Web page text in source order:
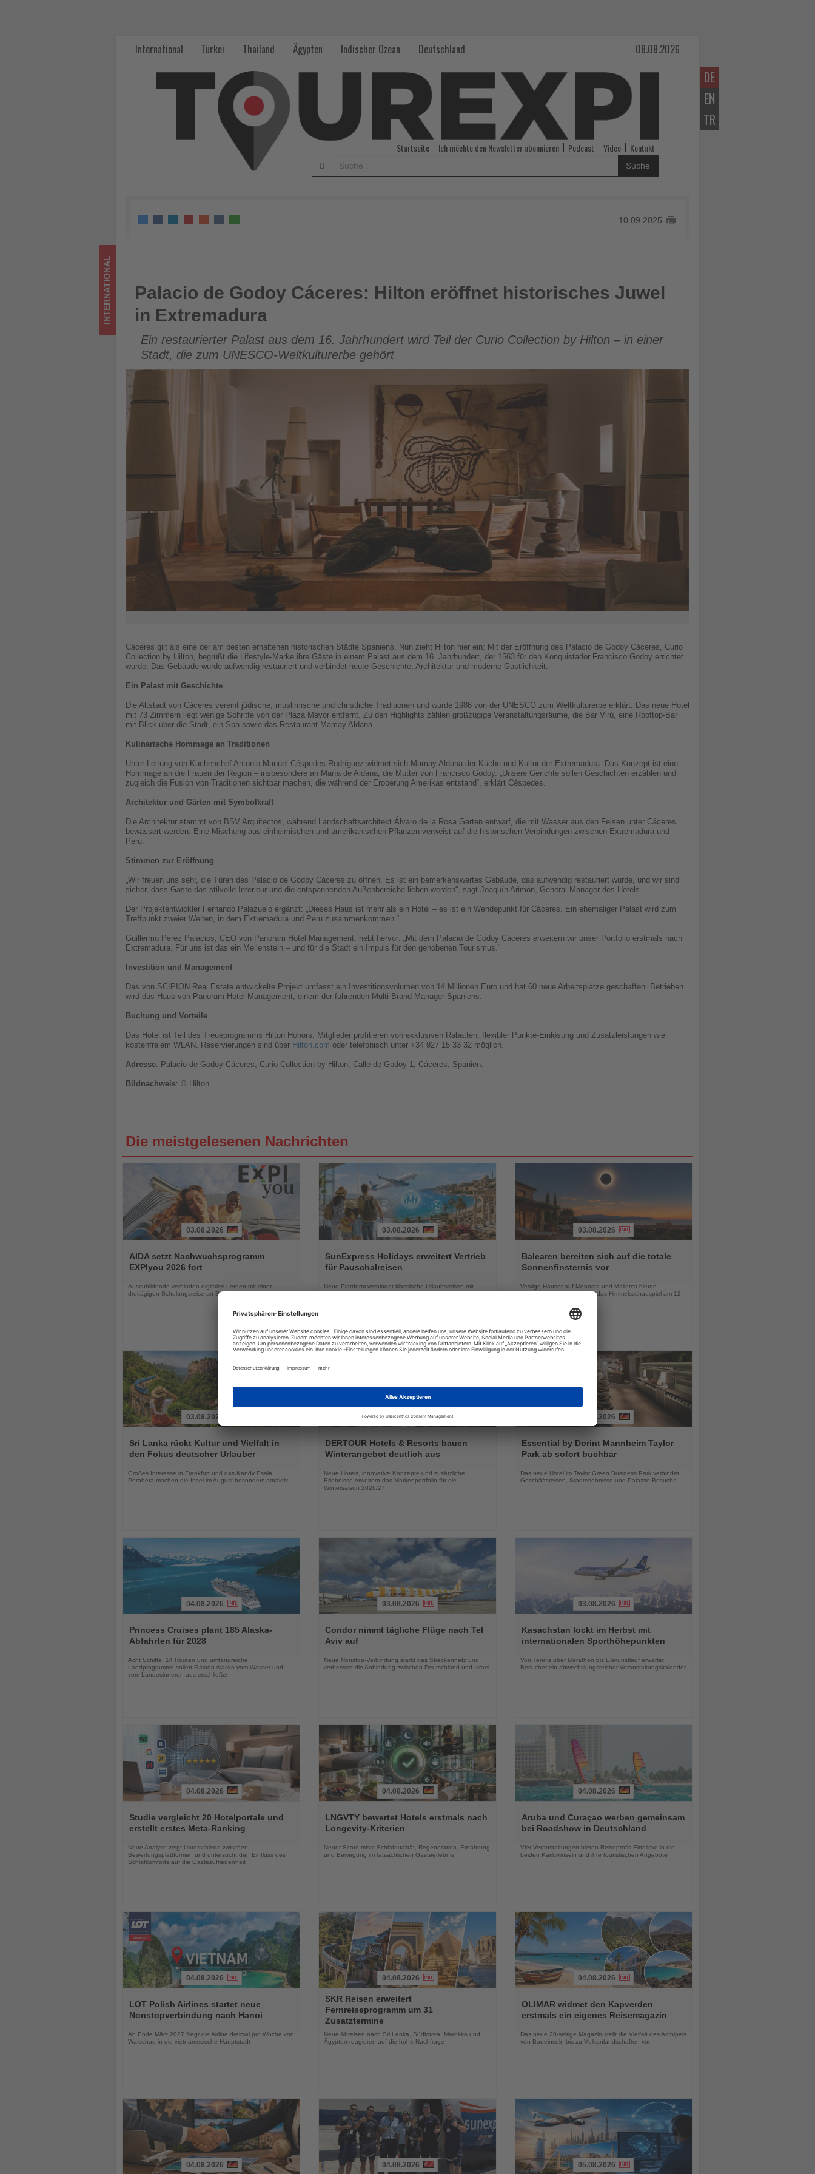
DE
EN
TR
International Türkei Thailand Ägypten Indischer Ozean Deutschland 08.08.2026
Startseite Ich möchte den Newsletter abonnieren Podcast Video Kontakt
Suche
10.09.2025
Palacio de Godoy Cáceres: Hilton eröffnet historisches Juwel in Extremadura
INTERNATIONAL
Palacio de Godoy Cáceres: Hilton eröffnet historisches Juwel
in Extremadura
Ein restaurierter Palast aus dem 16. Jahrhundert wird Teil der Curio Collection by Hilton – in einer
Stadt, die zum UNESCO-Weltkulturerbe gehört
Cáceres gilt als eine der am besten erhaltenen historischen Städte Spaniens. Nun zieht Hilton hier ein: Mit der Eröffnung des Palacio de Godoy Cáceres, Curio
Collection by Hilton, begrüßt die Lifestyle-Marke ihre Gäste in einem Palast aus dem 16. Jahrhundert, der 1563 für den Konquistador Francisco Godoy errichtet
wurde. Das Gebäude wurde aufwendig restauriert und verbindet heute Geschichte, Architektur und moderne Gastlichkeit.
Ein Palast mit Geschichte
Die Altstadt von Cáceres vereint jüdische, muslimische und christliche Traditionen und wurde 1986 von der UNESCO zum Weltkulturerbe erklärt. Das neue Hotel
mit 73 Zimmern liegt wenige Schritte von der Plaza Mayor entfernt. Zu den Highlights zählen großzügige Veranstaltungsräume, die Bar Virú, eine Rooftop-Bar
mit Blick über die Stadt, ein Spa sowie das Restaurant Mamay Aldana.
Kulinarische Hommage an Traditionen
Unter Leitung von Küchenchef Antonio Manuel Céspedes Rodríguez widmet sich Mamay Aldana der Küche und Kultur der Extremadura. Das Konzept ist eine
Hommage an die Frauen der Region – insbesondere an María de Aldana, die Mutter von Francisco Godoy. „Unsere Gerichte sollen Geschichten erzählen und
zugleich die Fusion von Traditionen sichtbar machen, die während der Eroberung Amerikas entstand“, erklärt Céspedes.
Architektur und Gärten mit Symbolkraft
Die Architektur stammt von BSV Arquitectos, während Landschaftsarchitekt Álvaro de la Rosa Gärten entwarf, die mit Wasser aus den Felsen unter Cáceres
bewässert werden. Eine Mischung aus einheimischen und amerikanischen Pflanzen verweist auf die historischen Verbindungen zwischen Extremadura und
Peru.
Stimmen zur Eröffnung
„Wir freuen uns sehr, die Türen des Palacio de Godoy Cáceres zu öffnen. Es ist ein bemerkenswertes Gebäude, das aufwendig restauriert wurde, und wir sind
sicher, dass Gäste das stilvolle Interieur und die entspannenden Außenbereiche lieben werden“, sagt Joaquín Arimón, General Manager des Hotels.
Der Projektentwickler Fernando Palazuelo ergänzt: „Dieses Haus ist mehr als ein Hotel – es ist ein Wendepunkt für Cáceres. Ein ehemaliger Palast wird zum
Treffpunkt zweier Welten, in dem Extremadura und Peru zusammenkommen.“
Guillermo Pérez Palacios, CEO von Panoram Hotel Management, hebt hervor: „Mit dem Palacio de Godoy Cáceres erweitern wir unser Portfolio erstmals nach
Extremadura. Für uns ist das ein Meilenstein – und für die Stadt ein Impuls für den gehobenen Tourismus.“
Investition und Management
Das von SCIPION Real Estate entwickelte Projekt umfasst ein Investitionsvolumen von 14 Millionen Euro und hat 60 neue Arbeitsplätze geschaffen. Betrieben
wird das Haus von Panoram Hotel Management, einem der führenden Multi-Brand-Manager Spaniens.
Buchung und Vorteile
Das Hotel ist Teil des Treueprogramms Hilton Honors. Mitglieder profitieren von exklusiven Rabatten, flexibler Punkte-Einlösung und Zusatzleistungen wie
kostenfreiem WLAN. Reservierungen sind über Hilton.com oder telefonisch unter +34 927 15 33 32 möglich.
Adresse: Palacio de Godoy Cáceres, Curio Collection by Hilton, Calle de Godoy 1, Cáceres, Spanien.
Bildnachweis: © Hilton
Die meistgelesenen Nachrichten
Sie
die
Nachrichten
03.08.2026
AIDA setzt Nachwuchsprogramm
EXPIyou 2026 fort
Auszubildende verbinden digitales Lernen mit einer
dreitägigen Schulungsreise an Bord von AIDAluna
Sie
die
03.08.2026
SunExpress Holidays erweitert Vertrieb
für Pauschalreisen
Neue Plattform verbindet klassische Urlaubsreisen mit
flexiblen Familienbesuchen in einem abgesicherten
Sie
die
03.08.2026
Balearen bereiten sich auf die totale
Sonnenfinsternis vor
Vestige-Häuser auf Menorca und Mallorca bieten
außergewöhnliche Orte für das Himmelsschauspiel am 12.
Sie
die
03.08.2026
Sri Lanka rückt Kultur und Vielfalt in
den Fokus deutscher Urlauber
Großes Interesse in Frankfurt und das Kandy Esala
Perahera machen die Insel im August besonders attraktiv
Sie
die
Nachrichten
03.08.2026
DERTOUR Hotels & Resorts bauen
Winterangebot deutlich aus
Neue Hotels, innovative Konzepte und zusätzliche
Erlebnisse erweitern das Markenportfolio für die
Wintersaison 2026/27
Sie
die
03.08.2026
Essential by Dorint Mannheim Taylor
Park ab sofort buchbar
Das neue Hotel im Taylor Green Business Park verbindet
Geschäftsreisen, Stadterlebnisse und Palazzo-Besuche
Sie
die
04.08.2026
Princess Cruises plant 185 Alaska-
Abfahrten für 2028
Acht Schiffe, 14 Routen und umfangreiche
Landprogramme sollen Gästen Alaska vom Wasser und
vom Landesinneren aus erschließen
Sie
die
03.08.2026
Condor nimmt tägliche Flüge nach Tel
Aviv auf
Neue Nonstop-Verbindung stärkt das Streckennetz und
verbessert die Anbindung zwischen Deutschland und Israel
Sie
die
03.08.2026
Kasachstan lockt im Herbst mit
internationalen Sporthöhepunkten
Von Tennis über Marathon bis Eiskunstlauf erwartet
Besucher ein abwechslungsreicher Veranstaltungskalender
Sie
die
04.08.2026
Studie vergleicht 20 Hotelportale und
erstellt erstes Meta-Ranking
Neue Analyse zeigt Unterschiede zwischen
Bewertungsplattformen und untersucht den Einfluss des
Schlafkomforts auf die Gästezufriedenheit
Sie
die
Nachrichten
04.08.2026
LNGVTY bewertet Hotels erstmals nach
Longevity-Kriterien
Neuer Score misst Schlafqualität, Regeneration, Ernährung
und Bewegung im tatsächlichen Gästeerlebnis
Sie
die
04.08.2026
Aruba und Curaçao werben gemeinsam
bei Roadshow in Deutschland
Vier Veranstaltungen bieten Reiseprofis Einblicke in die
beiden Karibikinseln und ihre touristischen Angebote
Sie
die
Nachrichten
04.08.2026
LOT Polish Airlines startet neue
Nonstopverbindung nach Hanoi
Ab Ende März 2027 fliegt die Airline dreimal pro Woche von
Warschau in die vietnamesische Hauptstadt
Sie
die
Nachrichten
04.08.2026
SKR Reisen erweitert
Fernreiseprogramm um 31
Zusatztermine
Neue Abreisen nach Sri Lanka, Südkorea, Marokko und
Ägypten reagieren auf die hohe Nachfrage
Sie
die
04.08.2026
OLIMAR widmet den Kapverden
erstmals ein eigenes Reisemagazin
Das neue 20-seitige Magazin stellt die Vielfalt des Archipels
von Badeinseln bis zu Vulkanlandschaften vor
04.08.2026 04.08.2026 05.08.2026